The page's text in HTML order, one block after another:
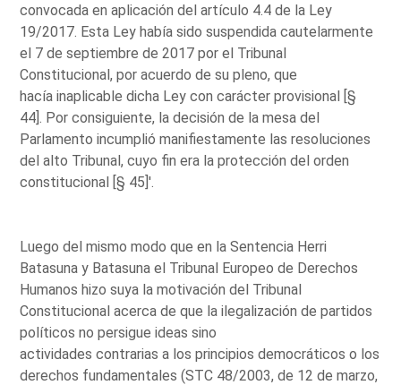
convocada en aplicación del artículo 4.4 de la Ley
19/2017. Esta Ley había sido suspendida cautelarmente
el 7 de septiembre de 2017 por el Tribunal
Constitucional, por acuerdo de su pleno, que
hacía inaplicable dicha Ley con carácter provisional [§
44]. Por consiguiente, la decisión de la mesa del
Parlamento incumplió manifiestamente las resoluciones
del alto Tribunal, cuyo fin era la protección del orden
constitucional [§ 45]'.
Luego del mismo modo que en la Sentencia Herri
Batasuna y Batasuna el Tribunal Europeo de Derechos
Humanos hizo suya la motivación del Tribunal
Constitucional acerca de que la ilegalización de partidos
políticos no persigue ideas sino
actividades contrarias a los principios democráticos o los
derechos fundamentales (STC 48/2003, de 12 de marzo,